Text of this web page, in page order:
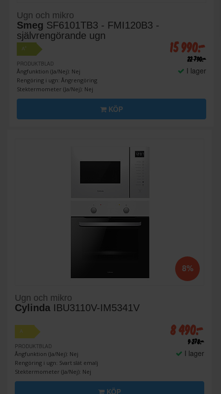
Ugn och mikro
Smeg SF6101TB3 - FMI120B3 -
självrengörande ugn
A+
PRODUKTBLAD
Ångfunktion (Ja/Nej): Nej
Rengöring i ugn: Ångrengöring
Stektermometer (Ja/Nej): Nej
15 990:-
22 790:-
I lager
KÖP
8%
Ugn och mikro
Cylinda IBU3110V-IM5341V
A
PRODUKTBLAD
Ångfunktion (Ja/Nej): Nej
Rengöring i ugn: Svart slät emalj
Stektermometer (Ja/Nej): Nej
8 490:-
9 278:-
I lager
KÖP